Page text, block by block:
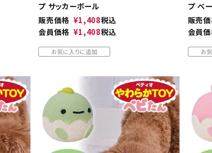
プ サッカーボール
販売価格 ¥1,408税込
会員価格 ¥1,408税込
お気に入りに追加
プ ベ
販売
会員
お